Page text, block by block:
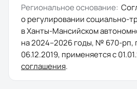
Региональное основание:
о регулировании социально-
в Ханты-Мансийском
на 2024–2026 годы, № 670-рп,
06.12.2019, применяется с
соглашения.